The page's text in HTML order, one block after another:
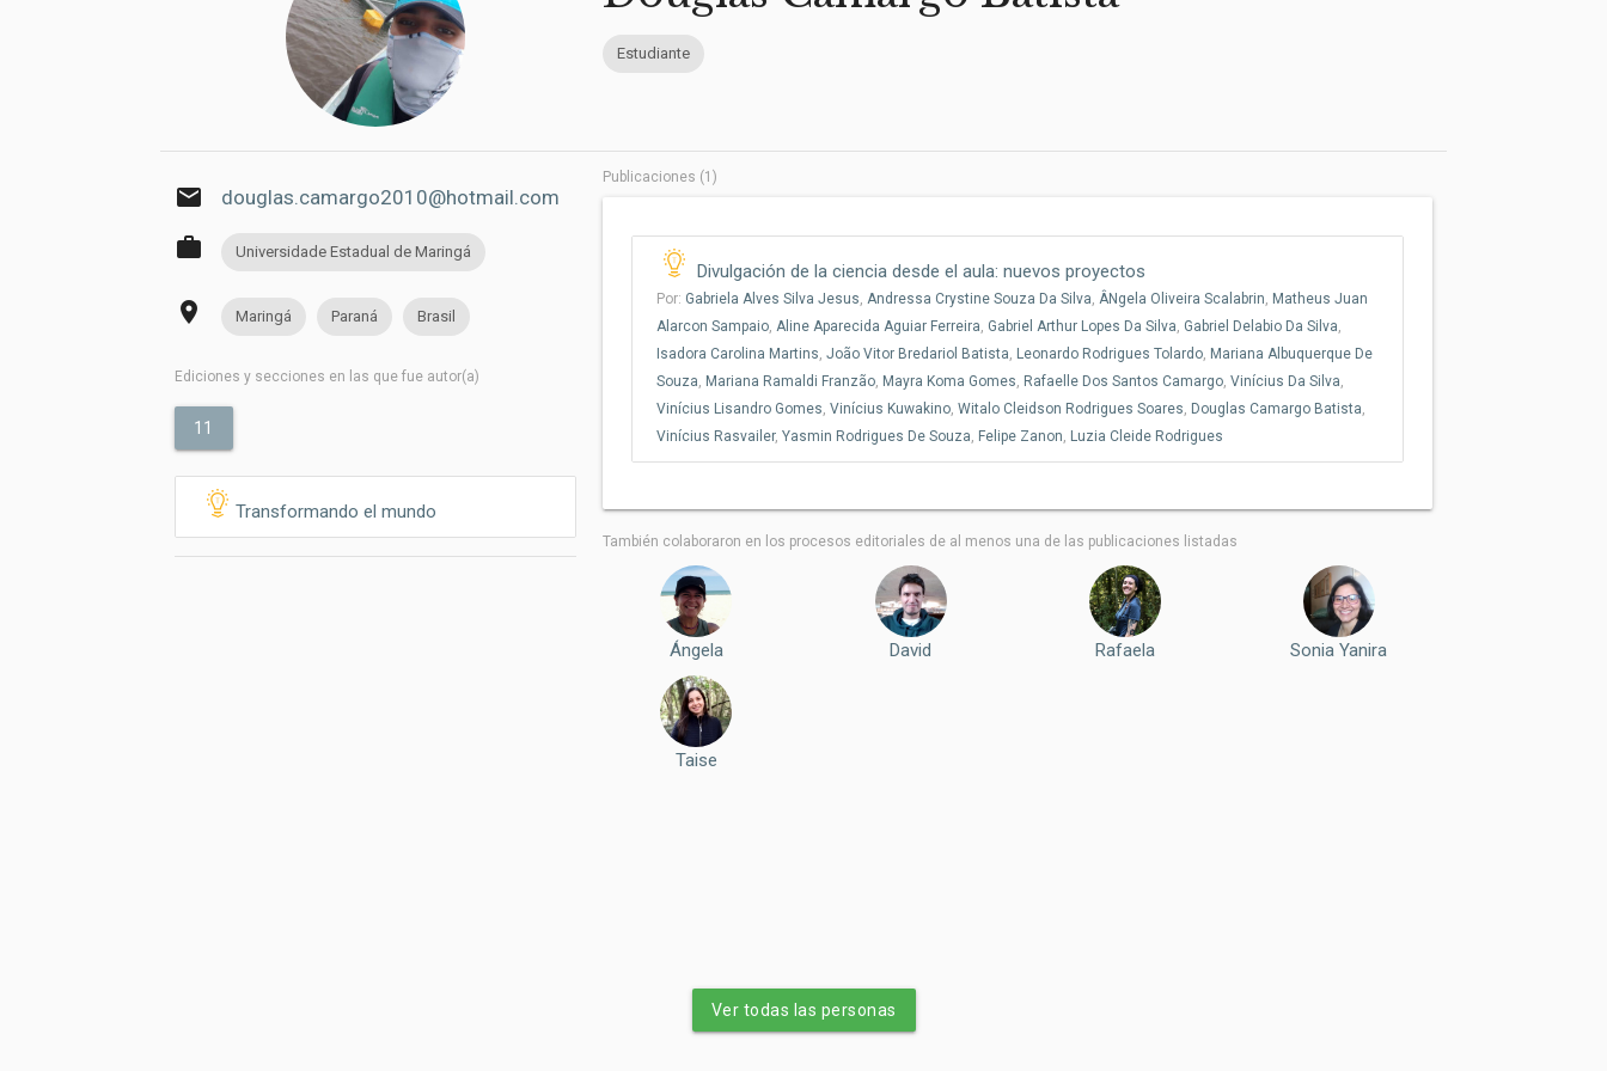
Estudiante
email douglas.camargo2010@hotmail.com
work Universidade Estadual de Maringá
place Maringá Paraná Brasil
Ediciones y secciones en las que fue autor(a)
11
Transformando el mundo
Publicaciones (1)
Divulgación de la ciencia desde el aula: nuevos proyectos
Por: Gabriela Alves Silva Jesus Andressa Crystine Souza Da Silva ÂNgela Oliveira Scalabrin Matheus Juan
Alarcon Sampaio Aline Aparecida Aguiar Ferreira Gabriel Arthur Lopes Da Silva Gabriel Delabio Da Silva
Isadora Carolina Martins ,João Vitor Bredariol Batista Leonardo Rodrigues Tolardo Mariana Albuquerque De
Souza Mariana Ramaldi Franzão Mayra Koma Gomes Rafaelle Dos Santos Camargo ,Vinícius Da Silva
Vinícius Lisandro Gomes ,Vinícius Kuwakino ,Witalo Cleidson Rodrigues Soares Douglas Camargo Batista
Vinícius Rasvailer,Yasmin Rodrigues De Souza Felipe Zanon Luzia Cleide Rodrigues
También colaboraron ​​en los procesos editoriales de al menos una de las publicaciones listadas
Ángela David Rafaela Sonia Yanira
Taise
Ver todas las personas